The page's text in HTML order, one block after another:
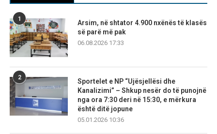
1
Arsim, në shtator 4.900 nxënës të klasës
së parë më pak
06.08.2026 17:33
2
Sportelet e NP “Ujësjellësi dhe
Kanalizimi” – Shkup nesër do të punojnë
nga ora 7:30 deri në 15:30, e mërkura
është ditë jopune
05.01.2026 10:36